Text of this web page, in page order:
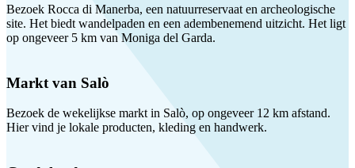
Bezoek Rocca di Manerba, een natuurreservaat en archeologische
site. Het biedt wandelpaden en een adembenemend uitzicht. Het ligt
op ongeveer 5 km van Moniga del Garda.
Markt van Salò
Bezoek de wekelijkse markt in Salò, op ongeveer 12 km afstand.
Hier vind je lokale producten, kleding en handwerk.